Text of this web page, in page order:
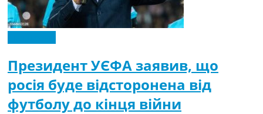
Президент УЄФА заявив, що
росія буде відсторонена від
футболу до кінця війни